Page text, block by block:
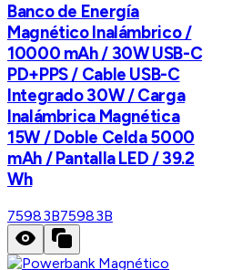
Banco de Energía
Magnético Inalámbrico /
10000 mAh / 30W USB-C
PD+PPS / Cable USB-C
Integrado 30W / Carga
Inalámbrica Magnética
15W / Doble Celda 5000
mAh / Pantalla LED / 39.2
Wh
75983B75983B